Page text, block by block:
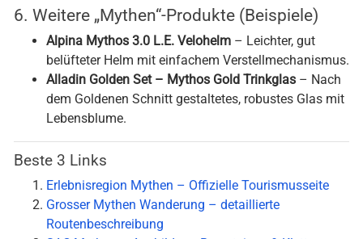
6. Weitere „Mythen“-Produkte (Beispiele)
Alpina Mythos 3.0 L.E. Velohelm – Leichter, gut
belüfteter Helm mit einfachem Verstellmechanismus.
Alladin Golden Set – Mythos Gold Trinkglas – Nach
dem Goldenen Schnitt gestaltetes, robustes Glas mit
Lebensblume.
Beste 3 Links
Erlebnisregion Mythen – Offizielle Tourismusseite
Grosser Mythen Wanderung – detaillierte
Routenbeschreibung